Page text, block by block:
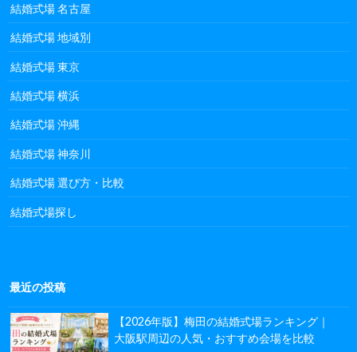
結婚式場 名古屋
結婚式場 地域別
結婚式場 東京
結婚式場 横浜
結婚式場 沖縄
結婚式場 神奈川
結婚式場 選び方・比較
結婚式場探し
最近の投稿
【2026年版】梅田の結婚式場ランキング｜
大阪駅周辺の人気・おすすめ会場を比較